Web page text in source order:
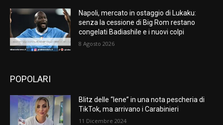
Napoli, mercato in ostaggio di Lukaku:
senza la cessione di Big Rom restano
congelati Badiashile e i nuovi colpi
8 Agosto 2026
POPOLARI
Blitz delle “Iene” in una nota pescheria di
TikTok, ma arrivano i Carabinieri
11 Dicembre 2024